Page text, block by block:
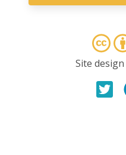
Site design